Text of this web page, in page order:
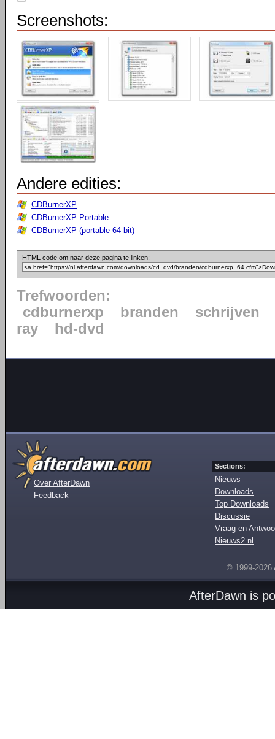
Screenshots:
Andere edities:
CDBurnerXP
CDBurnerXP Portable
CDBurnerXP (portable 64-bit)
HTML code om naar deze pagina te linken:
Trefwoorden:
cdburnerxp
branden
schrijven
ray
hd-dvd
Over AfterDawn
Feedback
Sections:
Nieuws
Downloads
Top Downloads
Discussie
Vraag en
Nieuws2.nl
© 1999-2026
AfterDawn is